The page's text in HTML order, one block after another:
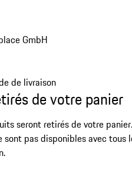
GmbH
de livraison
de votre panier
seront retirés de votre
pas disponibles avec tous